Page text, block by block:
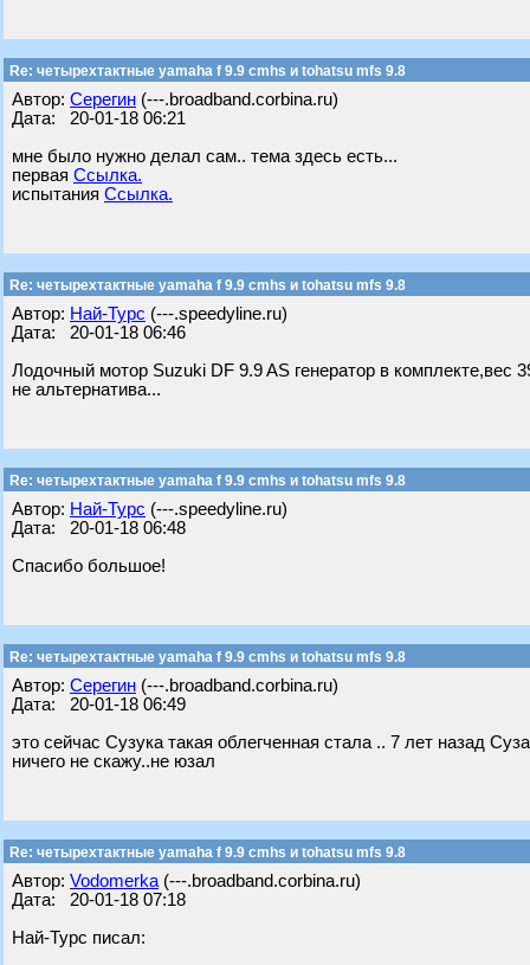
Re: четырехтактные yamaha f 9.9 cmhs и tohatsu mfs 9.8
Автор: Серегин (---.broadband.corbina.ru)
Дата: 20-01-18 06:21
мне было нужно делал сам.. тема здесь есть...
первая Ссылка.
испытания Ссылка.
Re: четырехтактные yamaha f 9.9 cmhs и tohatsu mfs 9.8
Автор: Най-Турс (---.speedyline.ru)
Дата: 20-01-18 06:46
Лодочный мотор Suzuki DF 9.9 AS генератор в комплекте,вес
не альтернатива...
Re: четырехтактные yamaha f 9.9 cmhs и tohatsu mfs 9.8
Автор: Най-Турс (---.speedyline.ru)
Дата: 20-01-18 06:48
Спасибо большое!
Re: четырехтактные yamaha f 9.9 cmhs и tohatsu mfs 9.8
Автор: Серегин (---.broadband.corbina.ru)
Дата: 20-01-18 06:49
это сейчас Сузука такая облегченная стала .. 7 лет назад
ничего не скажу..не юзал
Re: четырехтактные yamaha f 9.9 cmhs и tohatsu mfs 9.8
Автор: Vodomerka (---.broadband.corbina.ru)
Дата: 20-01-18 07:18
Най-Турс писал: